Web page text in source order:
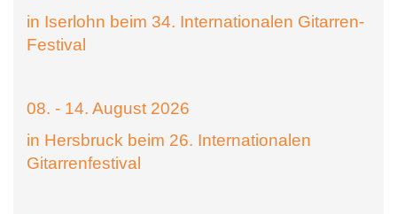
in Iserlohn beim 34. Internationalen Gitarren-
Festival
08. - 14. August 2026
in Hersbruck beim 26. Internationalen
Gitarrenfestival